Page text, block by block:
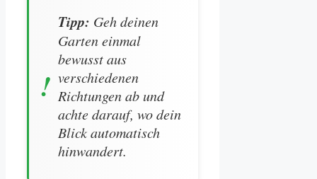
Tipp: Geh deinen
Garten einmal
bewusst aus
verschiedenen
Richtungen ab und
achte darauf, wo dein
Blick automatisch
hinwandert.